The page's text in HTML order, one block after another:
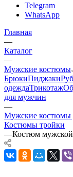
Telegram
WhatsApp
Главная
—
Каталог
—
Мужские костюмы
БрюкиПиджаки
одеждаТрикотаж
для мужчин
—
Мужские костюмы
Костюмы тройки
—Костюм